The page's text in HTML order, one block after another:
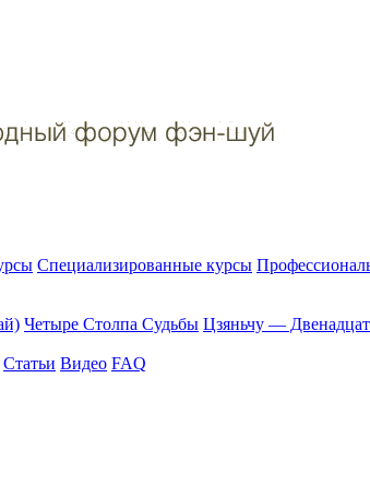
Специализированные курсы
Четыре Столпа Судьбы Цзяньчу —
Статьи Видео FAQ